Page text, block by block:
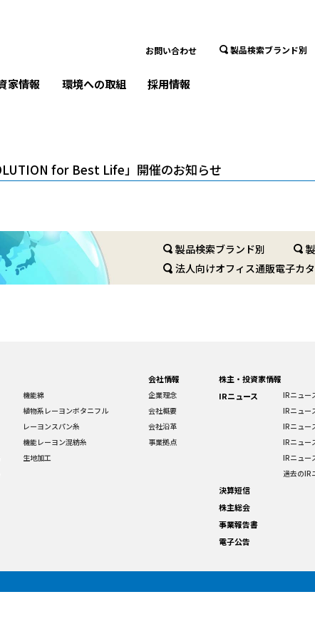
お問い合わせ 製品検索ブランド別
家情報 環境への取組 採用情報
for Best Life」開催のお知らせ
製品検索ブランド別
法人向けオフィス通販電子カ
機能綿
植物系レーヨンボタニフル
レーヨンスパン糸
機能レーヨン混紡糸
生地加工
会社情報
企業理念
会社概要
会社沿革
事業拠点
株主・投資家情報
IRニュース
IRニュー
IRニュー
IRニュー
IRニュー
IRニュー
過去のIR
決算短信
株主総会
事業報告書
電子公告